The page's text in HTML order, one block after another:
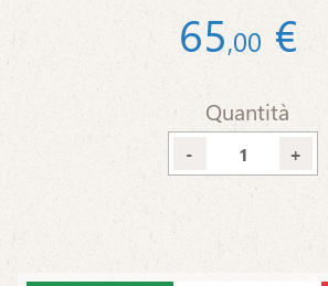
65,00 €
Quantità
- +